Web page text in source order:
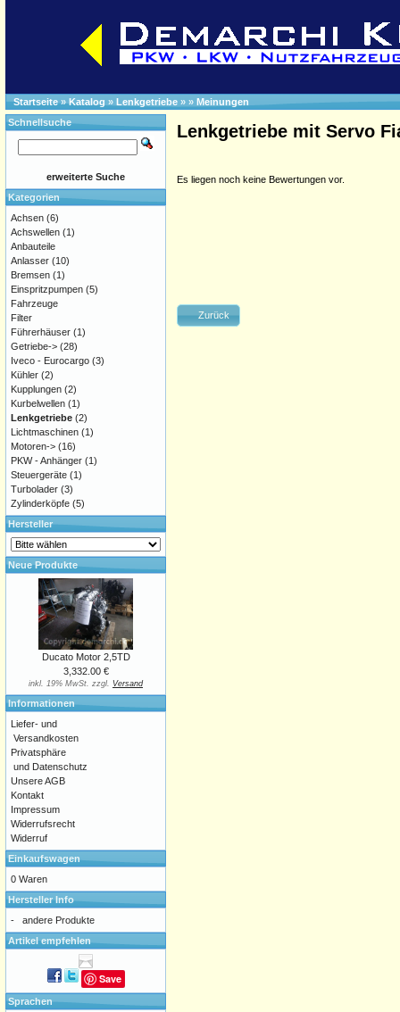
Startseite»Katalog » Lenkgetriebe » » Meinungen
Lenkgetriebe mit Servo
Es liegen noch keine Bewertungen vor.
Zurück
Schnellsuche
erweiterte Suche
Kategorien
Achsen (6)
Achswellen (1)
Anbauteile
Anlasser (10)
Bremsen (1)
Einspritzpumpen (5)
Fahrzeuge
Filter
Führerhäuser (1)
Getriebe-> (28)
Iveco - Eurocargo (3)
Kühler (2)
Kupplungen (2)
Kurbelwellen (1)
Lenkgetriebe (2)
Lichtmaschinen (1)
Motoren-> (16)
PKW - Anhänger (1)
Steuergeräte (1)
Turbolader (3)
Zylinderköpfe (5)
Hersteller
Neue Produkte
Ducato Motor 2,5TD
3,332.00 €
inkl. 19% MwSt. zzgl. Versand
Informationen
Liefer- und
Versandkosten
Privatsphäre
und Datenschutz
Unsere AGB
Kontakt
Impressum
Widerrufsrecht
Widerruf
Einkaufswagen
0 Waren
Hersteller Info
-
andere Produkte
Artikel empfehlen
Save
Sprachen